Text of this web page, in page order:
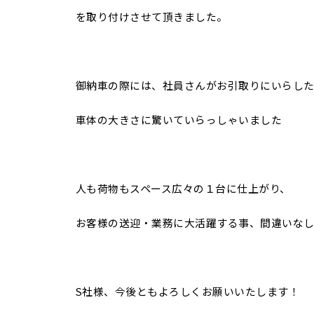
を取り付けさせて頂きました。
御納車の際には、社員さんがお引取りにいらした
車体の大きさに驚いていらっしゃいました
人も荷物もスペース広々の１台に仕上がり、
お客様の送迎・業務に大活躍する事、間違いなし
S社様、今後ともよろしくお願いいたします！